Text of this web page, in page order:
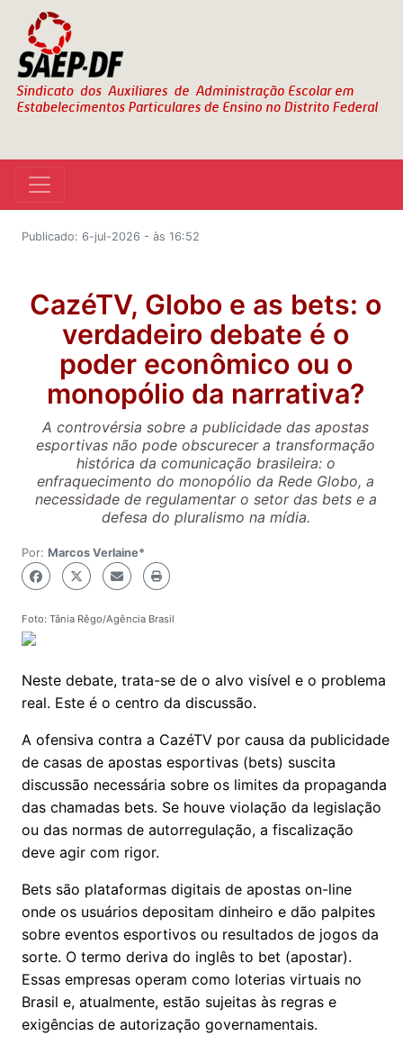
Publicado: 6-jul-2026 - às 16:52
CazéTV, Globo e as bets: o
verdadeiro debate é o
poder econômico ou o
monopólio da narrativa?
A controvérsia sobre a publicidade das apostas
esportivas não pode obscurecer a transformação
histórica da comunicação brasileira: o
enfraquecimento do monopólio da Rede Globo, a
necessidade de regulamentar o setor das bets e a
defesa do pluralismo na mídia.
Por: Marcos Verlaine*
Foto: Tânia Rêgo/Agência Brasil
Neste debate, trata-se de o alvo visível e o problema
real. Este é o centro da discussão.
A ofensiva contra a CazéTV por causa da publicidade
de casas de apostas esportivas (bets) suscita
discussão necessária sobre os limites da propaganda
das chamadas bets. Se houve violação da legislação
ou das normas de autorregulação, a fiscalização
deve agir com rigor.
Bets são plataformas digitais de apostas on-line
onde os usuários depositam dinheiro e dão palpites
sobre eventos esportivos ou resultados de jogos da
sorte. O termo deriva do inglês to bet (apostar).
Essas empresas operam como loterias virtuais no
Brasil e, atualmente, estão sujeitas às regras e
exigências de autorização governamentais.